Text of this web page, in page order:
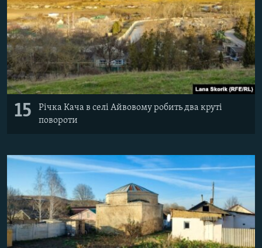
15
Річка Кача в селі Айвовому робить два круті
повороти